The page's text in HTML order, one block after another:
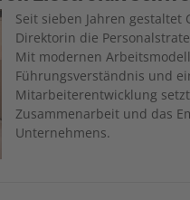
Seit sieben Jahren gestaltet
Direktorin die
Mit modernen
Führungsverständnis und
Mitarbeiterentwicklung
Zusammenarbeit und das
Unternehmens.